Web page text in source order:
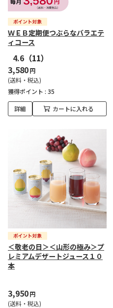
ＷＥＢ定期便つぶらなバラエテ
ィコース
4.6 （11）
3,580円
(送料・税込)
獲得ポイント : 35
詳細 カートに入れる
＜敬老の日＞＜山形の極み＞プ
レミアムデザートジュース１０
本
3,950円
(送料・税込)